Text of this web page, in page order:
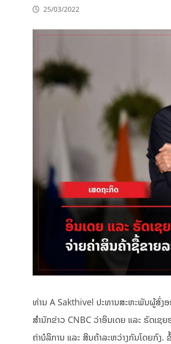
25/03/2022
ທ່ານ A Sakthivel ປະທານສະຫະພັນຜູ້ສົ່
ສຳນັກຂ່າວ CNBC ວ່າອິນເດຍ ແລະ ຣັດເຊ
ຄ່າບໍລິການ ແລະ ສິນຄ້າລະຫວ່າງກັນໂດຍກົງ.